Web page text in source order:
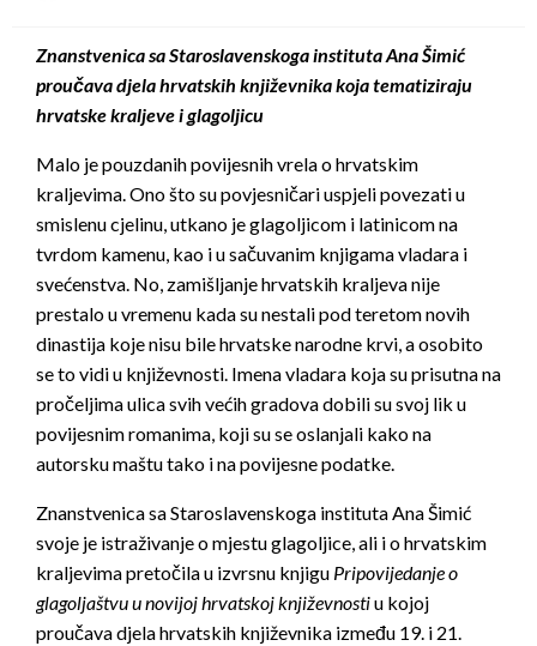
Znanstvenica sa Staroslavenskoga instituta Ana Šimić
proučava djela hrvatskih književnika koja tematiziraju
hrvatske kraljeve i glagoljicu
Malo je pouzdanih povijesnih vrela o hrvatskim
kraljevima. Ono što su povjesničari uspjeli povezati u
smislenu cjelinu, utkano je glagoljicom i latinicom na
tvrdom kamenu, kao i u sačuvanim knjigama vladara i
svećenstva. No, zamišljanje hrvatskih kraljeva nije
prestalo u vremenu kada su nestali pod teretom novih
dinastija koje nisu bile hrvatske narodne krvi, a osobito
se to vidi u književnosti. Imena vladara koja su prisutna na
pročeljima ulica svih većih gradova dobili su svoj lik u
povijesnim romanima, koji su se oslanjali kako na
autorsku maštu tako i na povijesne podatke.
Znanstvenica sa Staroslavenskoga instituta Ana Šimić
svoje je istraživanje o mjestu glagoljice, ali i o hrvatskim
kraljevima pretočila u izvrsnu knjigu Pripovijedanje o
glagoljaštvu u novijoj hrvatskoj književnostiu kojoj
proučava djela hrvatskih književnika između 19. i 21.